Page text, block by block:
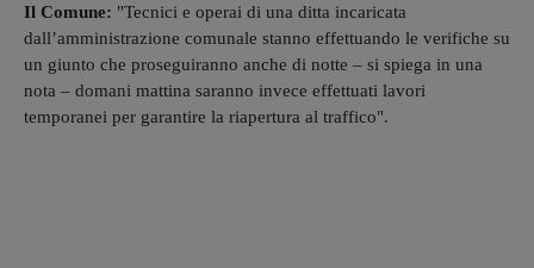
Il Comune: "Tecnici e operai di una ditta incaricata
dall’amministrazione comunale stanno effettuando le verifiche su
un giunto che proseguiranno anche di notte – si spiega in una
nota – domani mattina saranno invece effettuati lavori
temporanei per garantire la riapertura al traffico".